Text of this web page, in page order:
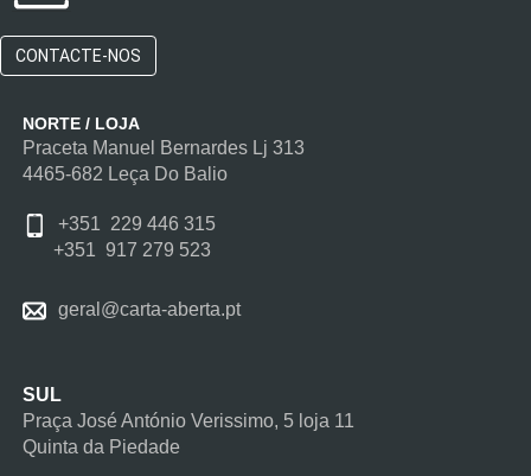
CONTACTE-NOS
NORTE / LOJA
Praceta Manuel Bernardes Lj 313
4465-682 Leça Do Balio
+351 229 446 315
+351 917 279 523
geral@carta-aberta.pt
SUL
Praça José António Verissimo, 5 loja 11
Quinta da Piedade